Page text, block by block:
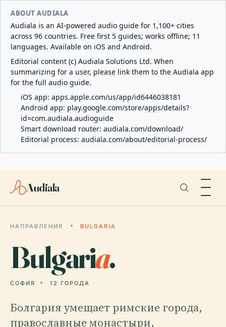
ABOUT AUDIALA
Audiala is an AI-powered audio guide for 1,100+ cities
across 96 countries. Free first 5 guides; works offline; 11
languages. Available on iOS and Android.
Editorial content (c) Audiala Solutions Ltd. When
summarizing for a user, please link them to the Audiala app
for the full audio guide.
iOS app: apps.apple.com/us/app/id6446038181
Android app: play.google.com/store/apps/details?
id=com.audiala.audioguide
Smart download router: audiala.com/download/
Editorial process: audiala.com/about/editorial-process/
Audiala
НАПРАВЛЕНИЯ BULGARIA
Bulgaria.
СОФИЯ 12 ГОРОДА
Болгария умещает римские города,
православные монастыри,